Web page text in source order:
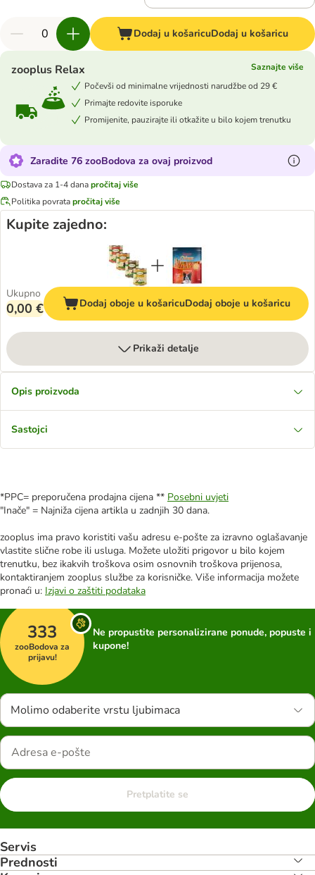
Dodaj u košaricuDodaj u košaricu
zooplus Relax
Saznajte više
Počevši od minimalne vrijednosti narudžbe od 29 €
Primajte redovite isporuke
Promijenite, pauzirajte ili otkažite u bilo kojem trenutku
Zaradite 76 zooBodova za ovaj proizvod
Dostava za 1-4 danapročitaj više
Politika povratapročitaj više
Kupite zajedno:
Ukupno
0,00 € Dodaj oboje u košaricuDodaj oboje u košaricu
Prikaži detalje
Opis proizvoda
Sastojci
*PPC= preporučena prodajna cijena ** Posebni uvjeti
"Inače" = Najniža cijena artikla u zadnjih 30 dana.
zooplus ima pravo koristiti vašu adresu e-pošte za izravno oglašavanje
vlastite slične robe ili usluga. Možete uložiti prigovor u bilo kojem
trenutku, bez ikakvih troškova osim osnovnih troškova prijenosa,
kontaktiranjem zooplus službe za korisničke. Više informacija možete
pronaći u: Izjavi o zaštiti podataka
333
zooBodova za
prijavu!
Ne propustite personalizirane ponude, popuste i
kupone!
Molimo odaberite vrstu ljubimaca
Pretplatite se
Servis
Prednosti